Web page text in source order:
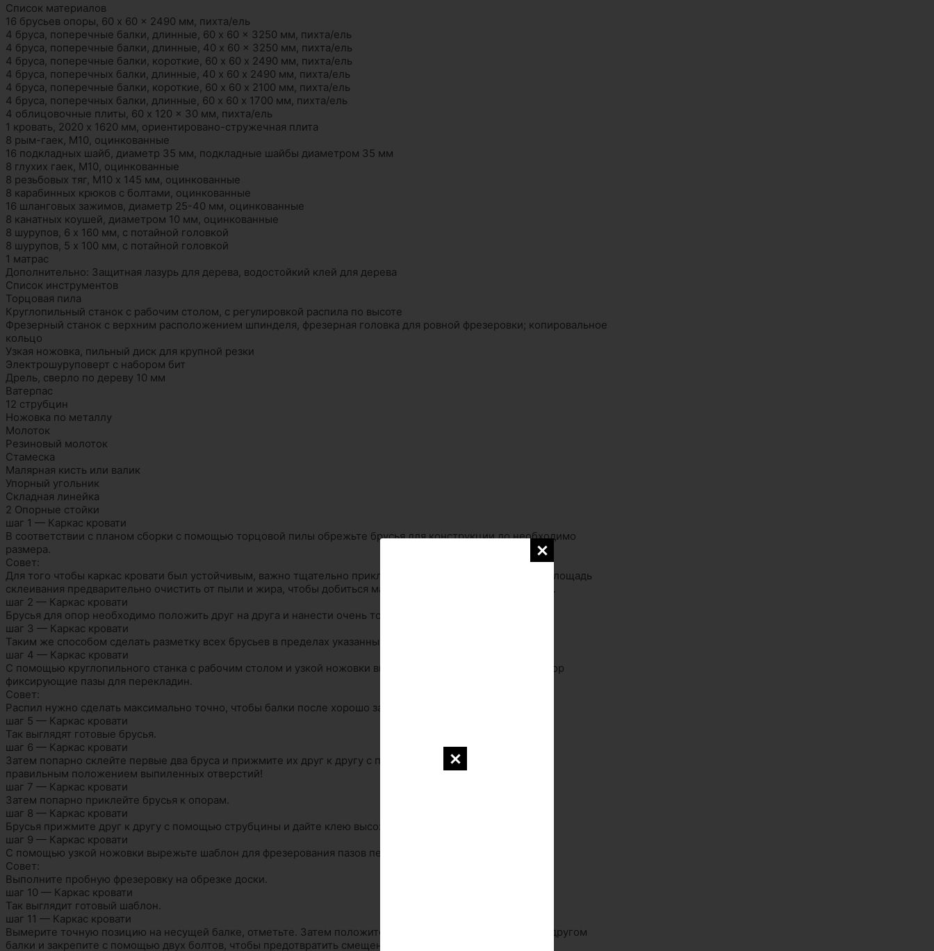
Список материалов
16 брусьев опоры, 60 x 60 x 2490 мм, пихта/ель
4 бруса, поперечные балки, длинные, 60 x 60 x 3250 мм, пихта/ель
4 бруса, поперечные балки, длинные, 40 x 60 x 3250 мм, пихта/ель
4 бруса, поперечные балки, короткие, 60 х 60 х 2490 мм, пихта/ель
4 бруса, поперечных балки, длинные, 40 х 60 х 2490 мм, пихта/ель
4 бруса, поперечные балки, короткие, 60 х 60 х 2100 мм, пихта/ель
4 бруса, поперечных балки, длинные, 60 х 60 х 1700 мм, пихта/ель
4 облицовочные плиты, 60 x 120 x 30 мм, пихта/ель
1 кровать, 2020 x 1620 мм, ориентировано-стружечная плита
8 рым-гаек, М10, оцинкованные
16 подкладных шайб, диаметр 35 мм, подкладные шайбы диаметром 35 мм
8 глухих гаек, М10, оцинкованные
8 резьбовых тяг, М10 х 145 мм, оцинкованные
8 карабинных крюков с болтами, оцинкованные
16 шланговых зажимов, диаметр 25-40 мм, оцинкованные
8 канатных коушей, диаметром 10 мм, оцинкованные
8 шурупов, 6 x 160 мм, с потайной головкой
8 шурупов, 5 х 100 мм, с потайной головкой
1 матрас
Дополнительно: Защитная лазурь для дерева, водостойкий клей для дерева
Список инструментов
Торцовая пила
Круглопильный станок с рабочим столом, с регулировкой распила по высоте
Фрезерный станок с верхним расположением шпинделя, фрезерная головка для ровной фрезеровки; копировальное
кольцо
Узкая ножовка, пильный диск для крупной резки
Электрошуруповерт с набором бит
Дрель, сверло по дереву 10 мм
Ватерпас
12 струбцин
Ножовка по металлу
Молоток
Резиновый молоток
Стамеска
Малярная кисть или валик
Упорный угольник
Складная линейка
2 Опорные стойки
шаг 1 — Каркас кровати
В соответствии с планом сборки с помощью торцовой пилы обрежьте брусья для конструкции до необходимо
размера.
Совет:
Для того чтобы каркас кровати был устойчивым, важно тщательно приклеить брусья к несущим балкам. Площадь
склеивания предварительно очистить от пыли и жира, чтобы добиться максимально плотного соединения.
шаг 2 — Каркас кровати
Брусья для опор необходимо положить друг на друга и нанести очень точно разметку.
шаг 3 — Каркас кровати
Таким же способом сделать разметку всех брусьев в пределах указанных размеров.
шаг 4 — Каркас кровати
С помощью круглопильного станка с рабочим столом и узкой ножовки выпилите во всех 16-ти брусьях опор
фиксирующие пазы для перекладин.
Совет:
Распил нужно сделать максимально точно, чтобы балки после хорошо заходили друг в друга.
шаг 5 — Каркас кровати
Так выглядят готовые брусья.
шаг 6 — Каркас кровати
Затем попарно склейте первые два бруса и прижмите их друг к другу с помощью струбцины. Следите за
правильным положением выпиленных отверстий!
шаг 7 — Каркас кровати
Затем попарно приклейте брусья к опорам.
шаг 8 — Каркас кровати
Брусья прижмите друг к другу с помощью струбцины и дайте клею высохнуть.
шаг 9 — Каркас кровати
С помощью узкой ножовки вырежьте шаблон для фрезерования пазов перекладин.
Совет:
Выполните пробную фрезеровку на обрезке доски.
шаг 10 — Каркас кровати
Так выглядит готовый шаблон.
шаг 11 — Каркас кровати
Вымерите точную позицию на несущей балке, отметьте. Затем положите шаблон на соединенные друг с другом
балки и закрепите с помощью двух болтов, чтобы предотвратить смещение.